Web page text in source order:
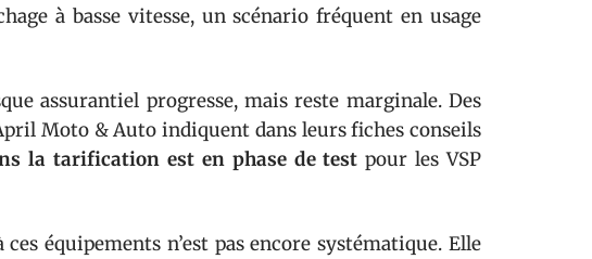
à basse vitesse, un scénario fréquent en usage
assurantiel progresse, mais reste marginale. Des
Moto & Auto indiquent dans leurs fiches conseils
la tarification est en phase de test pour les VSP
équipements n’est pas encore systématique. Elle